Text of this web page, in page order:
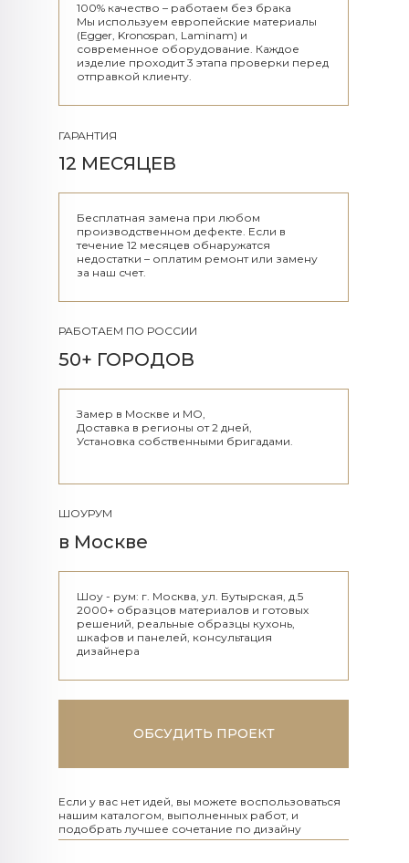
100% качество – работаем без брака
Мы используем европейские материалы
(Egger, Kronospan, Laminam) и
современное оборудование. Каждое
изделие проходит 3 этапа проверки перед
отправкой клиенту.
ГАРАНТИЯ
12 МЕСЯЦЕВ
Бесплатная замена при любом
производственном дефекте. Если в
течение 12 месяцев обнаружатся
недостатки – оплатим ремонт или замену
за наш счет.
РАБОТАЕМ ПО РОССИИ
50+ ГОРОДОВ
Замер в Москве и МО,
Доставка в регионы от 2 дней,
Установка собственными бригадами.
ШОУРУМ
в Москве
Шоу - рум: г. Москва, ул. Бутырская, д.5
2000+ образцов материалов и готовых
решений, реальные образцы кухонь,
шкафов и панелей, консультация
дизайнера
ОБСУДИТЬ ПРОЕКТ
Если у вас нет идей, вы можете воспользоваться
нашим каталогом, выполненных работ, и
подобрать лучшее сочетание по дизайну